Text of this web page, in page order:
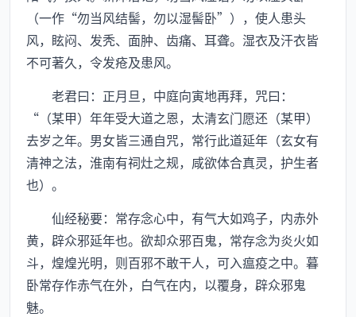
（一作“勿当风结髻，勿以湿髻卧”），使人患头
风，眩闷、发秃、面肿、齿痛、耳聋。湿衣及汗衣皆
不可著久，令发疮及患风。
老君曰：正月旦，中庭向寅地再拜，咒曰：
“（某甲）年年受大道之恩，太清玄门愿还（某甲）
去岁之年。男女皆三通自咒，常行此道延年（玄女有
清神之法，淮南有祠灶之规，咸欲体合真灵，护生者
也）。
仙经秘要：常存念心中，有气大如鸡子，内赤外
黄，辟众邪延年也。欲却众邪百鬼，常存念为炎火如
斗，煌煌光明，则百邪不敢干人，可入瘟疫之中。暮
卧常存作赤气在外，白气在内，以覆身，辟众邪鬼
魅。